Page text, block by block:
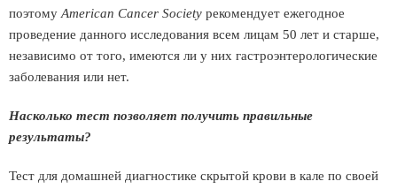
поэтому American Cancer Society рекомендует ежегодное
проведение данного исследования всем лицам 50 лет и старше,
независимо от того, имеются ли у них гастроэнтерологические
заболевания или нет.
Насколько тест позволяет получить правильные
результаты?
Тест для домашней диагностике скрытой крови в кале по своей